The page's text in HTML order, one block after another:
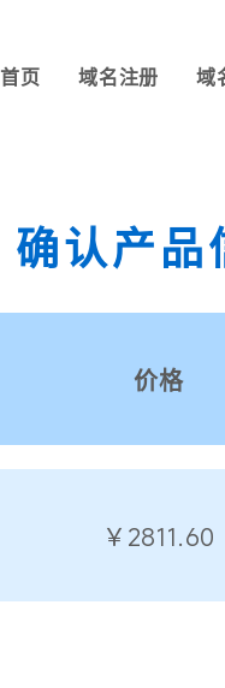
首页 域名注册 域
确认产品
价格
￥2811.60